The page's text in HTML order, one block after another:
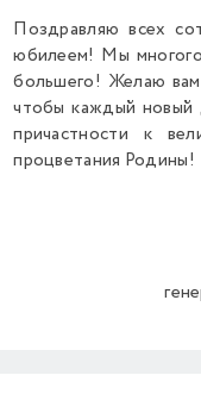
Поздравляю всех
юбилеем! Мы
большего! Желаю вам
чтобы каждый новый
причастности к
процветания Родины!